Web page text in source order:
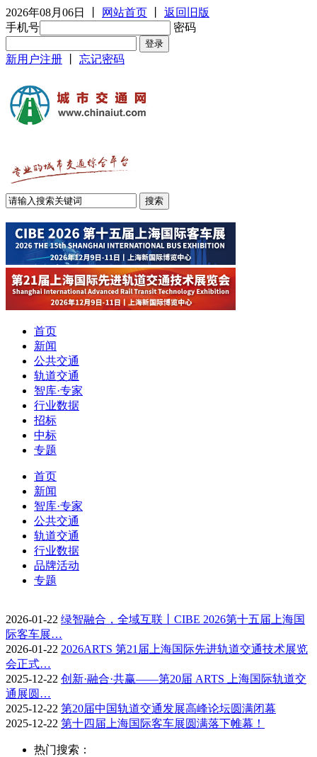
2026年08月06日 网站首页
返回旧版
手机号
密码
新用户注册 忘记密码
首页
新闻
公共交通
轨道交通
智库·专家
行业数据
招标
中标
专题
首页
新闻
智库·专家
公共交通
轨道交通
行业数据
品牌活动
专题
2026-01-22 绿智融合，全域互联丨CIBE 2026第十五届上海国
际客车展…
2026-01-22 2026ARTS 第21届上海国际先进轨道交通技术展览
会正式…
2025-12-22 创新·融合·共赢——第20届 ARTS 上海国际轨道交
通展圆…
2025-12-22 第20届中国轨道交通发展高峰论坛圆满闭幕
2025-12-22 第十四届上海国际客车展圆满落下帷幕！
热门搜索：